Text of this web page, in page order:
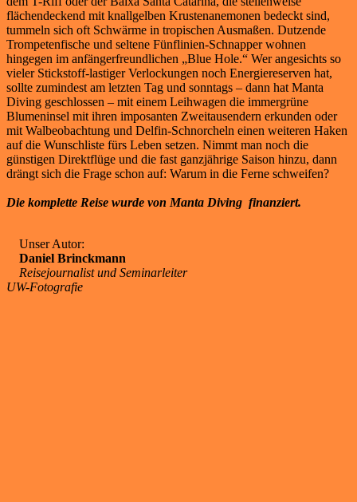
flächendeckend mit knallgelben Krustenanemonen bedeckt sind,
tummeln sich oft Schwärme in tropischen Ausmaßen. Dutzende
Trompetenfische und seltene Fünflinien-Schnapper wohnen
hingegen im anfängerfreundlichen „Blue Hole.“ Wer angesichts so
vieler Stickstoff-lastiger Verlockungen noch Energiereserven hat,
sollte zumindest am letzten Tag und sonntags – dann hat Manta
Diving geschlossen – mit einem Leihwagen die immergrüne
Blumeninsel mit ihren imposanten Zweitausendern erkunden oder
mit Walbeobachtung und Delfin-Schnorcheln einen weiteren Haken
auf die Wunschliste fürs Leben setzen. Nimmt man noch die
günstigen Direktflüge und die fast ganzjährige Saison hinzu, dann
drängt sich die Frage schon auf: Warum in die Ferne schweifen?
Die komplette Reise wurde von Manta Diving finanziert.
Unser Autor:
Daniel Brinckmann
Reisejournalist und Seminarleiter
UW-Fotografie